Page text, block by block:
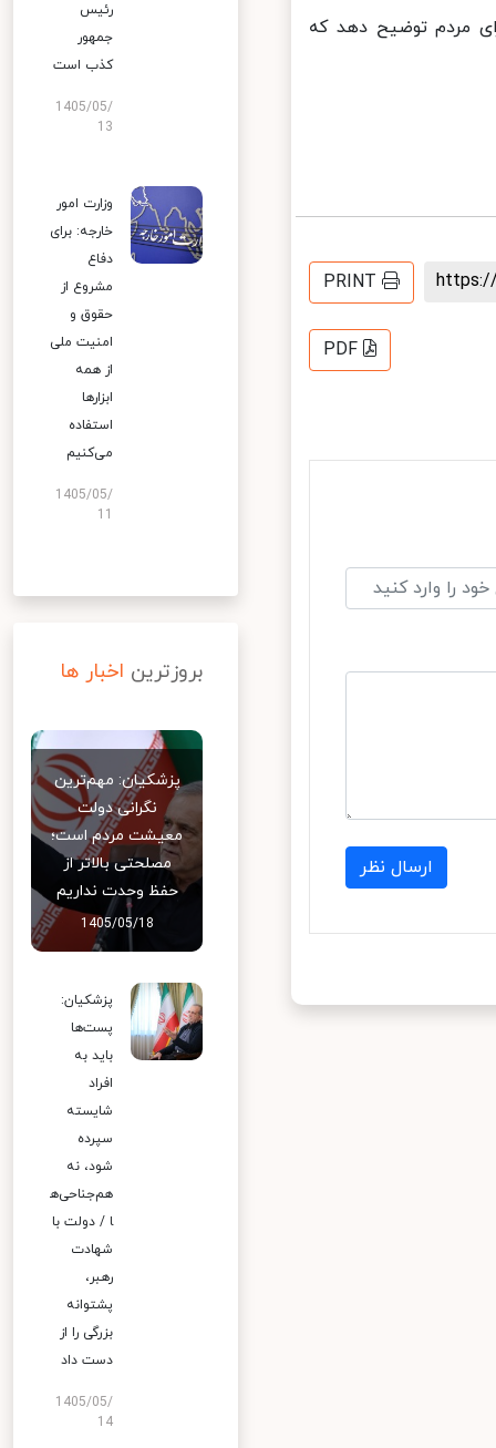
مردم توضیح دهد که
PRINT
PDF
ارسال نظر
رئیس
جمهور
کذب است
1405/05/
13
وزارت امور
خارجه: برای
دفاع
مشروع از
حقوق و
امنیت ملی
از همه
ابزارها
استفاده
می‌کنیم
1405/05/
بروزترین اخبار ها
پزشکیان: مهم‌ترین
نگرانی دولت
معیشت مردم است؛
مصلحتی بالاتر از
حفظ وحدت نداریم
1405/05/18
پزشکیان:
پست‌ها
باید به
افراد
شایسته
سپرده
شود، نه
هم‌جناحی‌ه
ا / دولت با
شهادت
رهبر،
پشتوانه
بزرگی را از
دست داد
1405/05/
14